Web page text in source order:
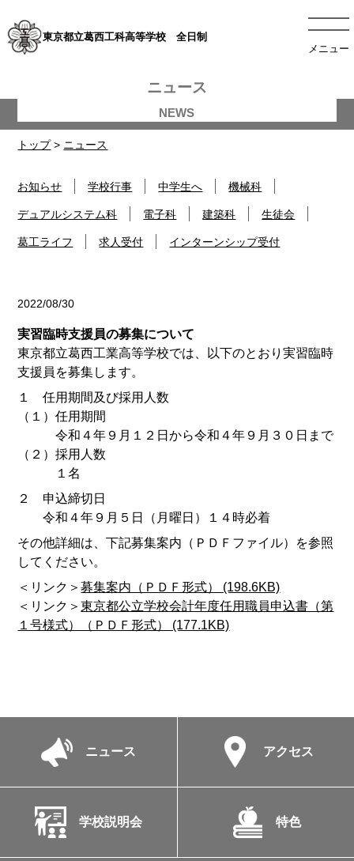
東京都立葛西工科高等学校 全日制
メニュー
トップ> ニュース
ニュース
お知らせ 学校行事 中学生へ 機械科
デュアルシステム科 電子科 建築科 生徒会
葛工ライフ 求人受付 インターンシップ受付
2022/08/30
実習臨時支援員の募集について
東京都立葛西工業高等学校では、以下のとおり実習臨時
支援員を募集します。
１ 任用期間及び採用人数
（１）任用期間
令和４年９月１２日から令和４年９月３０日まで
（２）採用人数
１名
２ 申込締切日
令和４年９月５日（月曜日）１４時必着
その他詳細は、下記募集案内（ＰＤＦファイル）を参照
してください。
＜リンク＞募集案内（ＰＤＦ形式） (198.6KB)
＜リンク＞東京都公立学校会計年度任用職員申込書（第
１号様式）（ＰＤＦ形式） (177.1KB)
ニュース アクセス
学校説明会 特色